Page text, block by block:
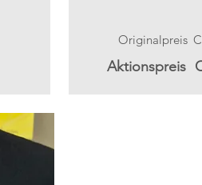
Originalpreis
Aktionspreis